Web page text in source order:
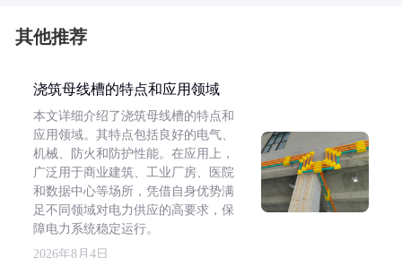
其他推荐
浇筑母线槽的特点和应用领域
本文详细介绍了浇筑母线槽的特点和
应用领域。其特点包括良好的电气、
机械、防火和防护性能。在应用上，
广泛用于商业建筑、工业厂房、医院
和数据中心等场所，凭借自身优势满
足不同领域对电力供应的高要求，保
障电力系统稳定运行。
2026年8月4日